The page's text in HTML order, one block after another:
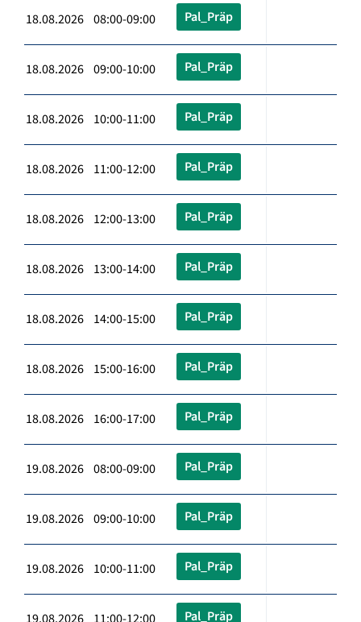
18.08.2026 08:00-09:00 Pal_Präp
18.08.2026 09:00-10:00 Pal_Präp
18.08.2026 10:00-11:00 Pal_Präp
18.08.2026 11:00-12:00 Pal_Präp
18.08.2026 12:00-13:00 Pal_Präp
18.08.2026 13:00-14:00 Pal_Präp
18.08.2026 14:00-15:00 Pal_Präp
18.08.2026 15:00-16:00 Pal_Präp
18.08.2026 16:00-17:00 Pal_Präp
19.08.2026 08:00-09:00 Pal_Präp
19.08.2026 09:00-10:00 Pal_Präp
19.08.2026 10:00-11:00 Pal_Präp
Pal_Präp